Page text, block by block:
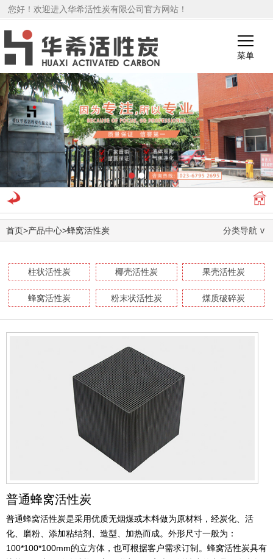
您好！欢迎进入华希活性炭有限公司官方网站！
菜单
1 2
首页>产品中心>蜂窝活性炭 分类导航
柱状活性炭 椰壳活性炭 果壳活性炭
蜂窝活性炭 粉末状活性炭 煤质破碎炭
普通蜂窝活性炭
普通蜂窝活性炭是采用优质无烟煤或木料做为原材料，经炭化、活
化、磨粉、添加粘结剂、造型、加热而成。外形尺寸一般为：
100*100*100mm的立方体，也可根据客户需求订制。蜂窝活性炭具有